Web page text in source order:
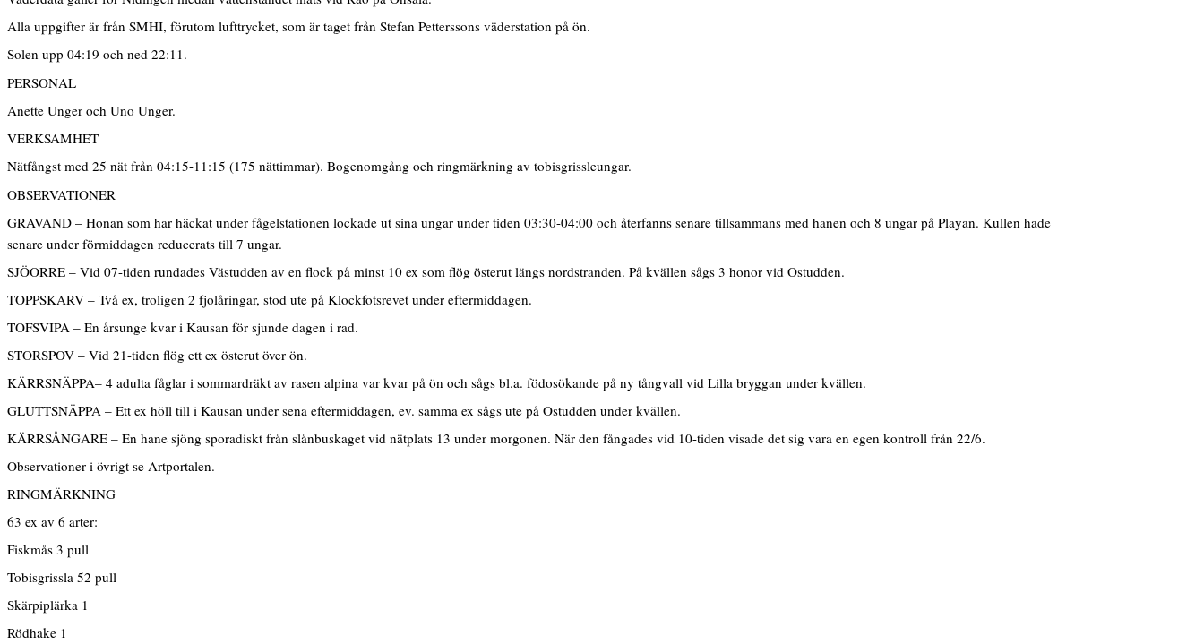
Alla uppgifter är från SMHI, förutom lufttrycket, som är taget från Stefan Petterssons väderstation på ön.
Solen upp 04:19 och ned 22:11.
PERSONAL
Anette Unger och Uno Unger.
VERKSAMHET
Nätfångst med 25 nät från 04:15-11:15 (175 nättimmar). Bogenomgång och ringmärkning av tobisgrissleungar.
OBSERVATIONER
GRAVAND – Honan som har häckat under fågelstationen lockade ut sina ungar under tiden 03:30-04:00 och återfanns senare tillsammans med hanen och 8 ungar på Playan. Kullen hade
senare under förmiddagen reducerats till 7 ungar.
SJÖORRE – Vid 07-tiden rundades Västudden av en flock på minst 10 ex som flög österut längs nordstranden. På kvällen sågs 3 honor vid Ostudden.
TOPPSKARV – Två ex, troligen 2 fjolåringar, stod ute på Klockfotsrevet under eftermiddagen.
TOFSVIPA – En årsunge kvar i Kausan för sjunde dagen i rad.
STORSPOV – Vid 21-tiden flög ett ex österut över ön.
KÄRRSNÄPPA– 4 adulta fåglar i sommardräkt av rasen alpina var kvar på ön och sågs bl.a. födosökande på ny tångvall vid Lilla bryggan under kvällen.
GLUTTSNÄPPA – Ett ex höll till i Kausan under sena eftermiddagen, ev. samma ex sågs ute på Ostudden under kvällen.
KÄRRSÅNGARE – En hane sjöng sporadiskt från slånbuskaget vid nätplats 13 under morgonen. När den fångades vid 10-tiden visade det sig vara en egen kontroll från 22/6.
Observationer i övrigt se Artportalen.
RINGMÄRKNING
63 ex av 6 arter:
Fiskmås 3 pull
Tobisgrissla 52 pull
Skärpiplärka 1
Rödhake 1